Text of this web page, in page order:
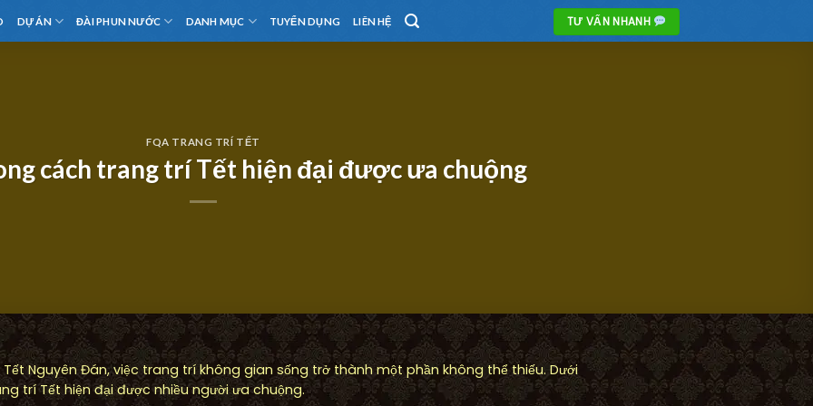
DỰ ÁN ĐÀI PHUN NƯỚC DANH MỤC TUYỂN DỤNG LIÊN HỆ TƯ VẤN NHANH
FQA TRANG TRÍ TẾT
cách trang trí Tết hiện đại được ưa chuộng
Nguyên Đán, việc trang trí không gian sống trở thành một phần không thể thiếu. Dưới
trí Tết hiện đại được nhiều người ưa chuộng.